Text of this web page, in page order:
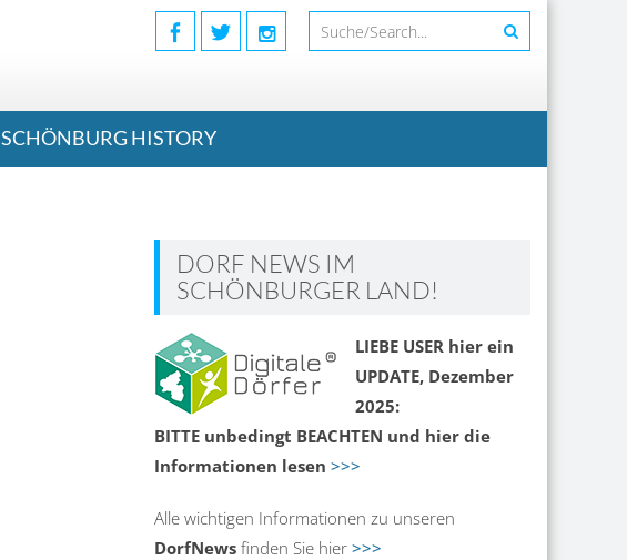
SCHÖNBURG HISTORY
DORF NEWS IM
SCHÖNBURGER LAND!
LIEBE USER hier ein
UPDATE, Dezember
2025:
BITTE unbedingt BEACHTEN und hier die
Informationen lesen >>>
Alle wichtigen Informationen zu unseren
DorfNewsfinden Sie hier >>>